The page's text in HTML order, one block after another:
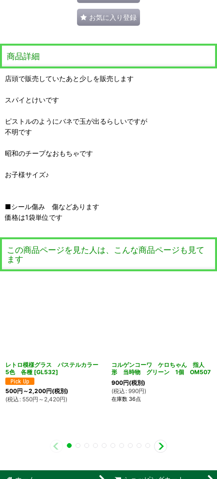
お気に入り登録
商品詳細
店頭で販売していたあと少しを販売します
スパイとけいです
ピストルのようにバネで玉が出るらしいですが
不明です
昭和のチープなおもちゃです
お子様サイズ♪
■シール傷み 傷などあります
価格は1袋単位です
この商品ページを見た人は、こんな商品ページも見て
ます
レトロ模様グラス パステルカラー
5色 各種 [GL532]
500円 ～2,200円(税別)
(税込 : 550円 ～2,420円)
コルゲンコーワ ケロちゃん 指人
形 当時物 グリーン 1個 OM507
900円(税別)
(税込 : 990円)
在庫数 36点